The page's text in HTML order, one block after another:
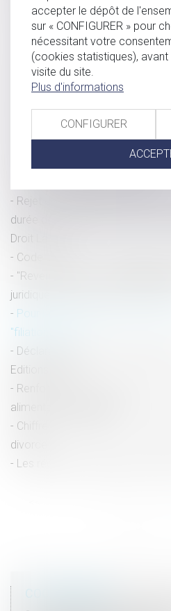
le terrorisme
Législation du travail : 12
Si le majeur sous tutelle
l’assistance d’un avocat - La
Les magistrats vent debout
procédure pénale
Forum Famille Dalloz » Retour
Rejet d'une QPC portant sur
durée de la détention provisoire
Droit Lamy
Code du travail : c’est parti pour
"Revenge porn" : cet
juridique. Il protège enfin les
Pour la CEDH, un enfant a
"filiation réelle"
Déclaration d’accident du
Editions Tissot
Renforcement des garanties
alimentaires impayées
Chiffre sur la Famille : un
divorce
Les régimes matrimoniaux via
accepter le dépôt de
sur « CONFIGURER » pour
nécessitant votre
(cookies statistiques),
visite du site.
Plus d'informations
CONFIGURER